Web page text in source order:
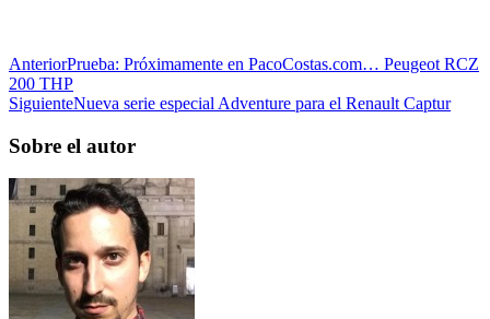
AnteriorPrueba: Próximamente en PacoCostas.com… Peugeot RCZ
200 THP
SiguienteNueva serie especial Adventure para el Renault Captur
Sobre el autor